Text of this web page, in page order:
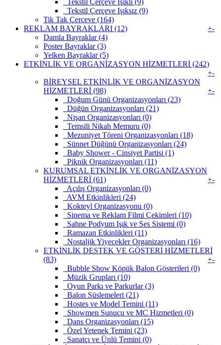
Tekstil Çerçeve Işıksız (9)
Tik Tak Çerçeve (164)
REKLAM BAYRAKLARI (12)
+-
Damla Bayraklar (4)
Poster Bayraklar (3)
Yelken Bayraklar (5)
ETKİNLİK VE ORGANİZASYON HİZMETLERİ (242)
+-
BİREYSEL ETKİNLİK VE ORGANİZASYON
HİZMETLERİ (98)
+-
Doğum Günü Organizasyonları (23)
Düğün Organizasyonları (21)
Nişan Organizasyonları (0)
Temsili Nikah Memuru (0)
Mezuniyet Töreni Organizasyonları (18)
Sünnet Düğünü Organizasyonları (24)
Baby Shower - Cinsiyet Partisi (1)
Piknik Organizasyonları (11)
KURUMSAL ETKİNLİK VE ORGANİZASYON
HİZMETLERİ (61)
+-
Açılış Organizasyonları (0)
AVM Etkinlikleri (24)
Kokteyl Organizasyonu (0)
Sinema ve Reklam Filmi Çekimleri (10)
Sahne Podyum Işık ve Ses Sistemi (0)
Ramazan Etkinlikleri (11)
Nostaljik Yiyecekler Organizasyonları (16)
ETKİNLİK DESTEK VE GÖSTERİ HİZMETLERİ
(83)
+-
Bubble Show Köpük Balon Gösterileri (0)
Müzik Grupları (10)
Oyun Parkı ve Parkurlar (3)
Balon Süslemeleri (21)
Hostes ve Model Temini (11)
Showmen Sunucu ve MC Hizmetleri (0)
Dans Organizasyonları (15)
Özel Yetenek Temini (23)
Sanatçı ve Ünlü Temini (0)